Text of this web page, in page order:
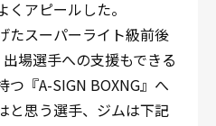
アピールした。
たスーパーライト級前後
場選手への支援もできる
『A-SIGN BOXNG』へ
と思う選手、ジムは下記